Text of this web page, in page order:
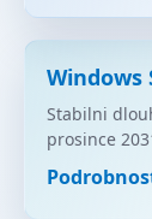
Windows
Stabilni
prosince